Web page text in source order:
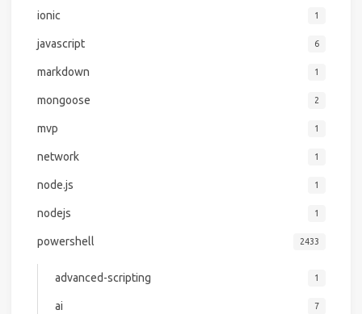
ionic 1
javascript 6
markdown 1
mongoose 2
mvp 1
network 1
node.js 1
nodejs 1
powershell 2433
advanced-scripting 1
ai 7